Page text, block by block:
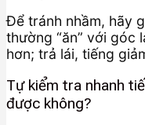
Để tránh nhầm, hãy
thường “ăn” với góc
hơn; trả lái, tiếng
Tự kiểm tra nhanh
được không?